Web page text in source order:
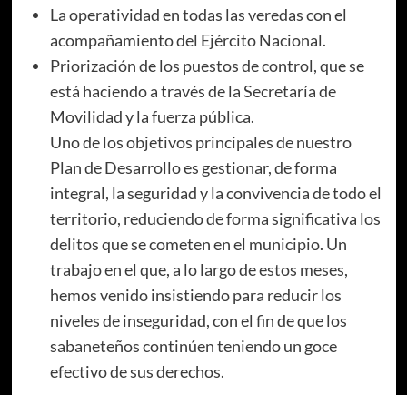
La operatividad en todas las veredas con el
acompañamiento del Ejército Nacional.
Priorización de los puestos de control, que se
está haciendo a través de la Secretaría de
Movilidad y la fuerza pública.
Uno de los objetivos principales de nuestro
Plan de Desarrollo es gestionar, de forma
integral, la seguridad y la convivencia de todo el
territorio, reduciendo de forma significativa los
delitos que se cometen en el municipio. Un
trabajo en el que, a lo largo de estos meses,
hemos venido insistiendo para reducir los
niveles de inseguridad, con el fin de que los
sabaneteños continúen teniendo un goce
efectivo de sus derechos.